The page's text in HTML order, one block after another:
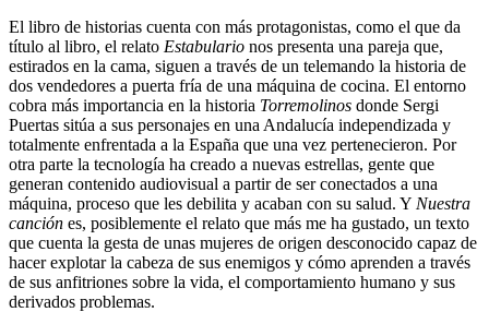
El libro de historias cuenta con más protagonistas, como el que da
título al libro, el relato Estabulario nos presenta una pareja que,
estirados en la cama, siguen a través de un telemando la historia de
dos vendedores a puerta fría de una máquina de cocina. El entorno
cobra más importancia en la historia Torremolinos donde Sergi
Puertas sitúa a sus personajes en una Andalucía independizada y
totalmente enfrentada a la España que una vez pertenecieron. Por
otra parte la tecnología ha creado a nuevas estrellas, gente que
generan contenido audiovisual a partir de ser conectados a una
máquina, proceso que les debilita y acaban con su salud. Y Nuestra
canción es, posiblemente el relato que más me ha gustado, un texto
que cuenta la gesta de unas mujeres de origen desconocido capaz de
hacer explotar la cabeza de sus enemigos y cómo aprenden a través
de sus anfitriones sobre la vida, el comportamiento humano y sus
derivados problemas.